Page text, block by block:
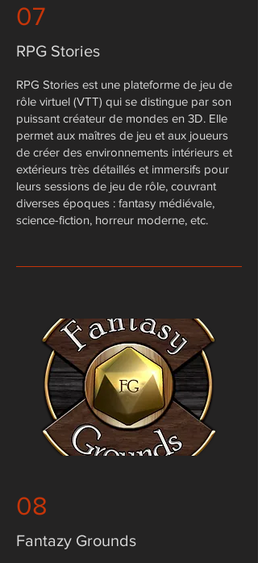
07
RPG Stories
RPG Stories est une plateforme de jeu de
rôle virtuel (VTT) qui se distingue par son
puissant créateur de mondes en 3D. Elle
permet aux maîtres de jeu et aux joueurs
de créer des environnements intérieurs et
extérieurs très détaillés et immersifs pour
leurs sessions de jeu de rôle, couvrant
diverses époques : fantasy médiévale,
science-fiction, horreur moderne, etc.
08
Fantazy Grounds